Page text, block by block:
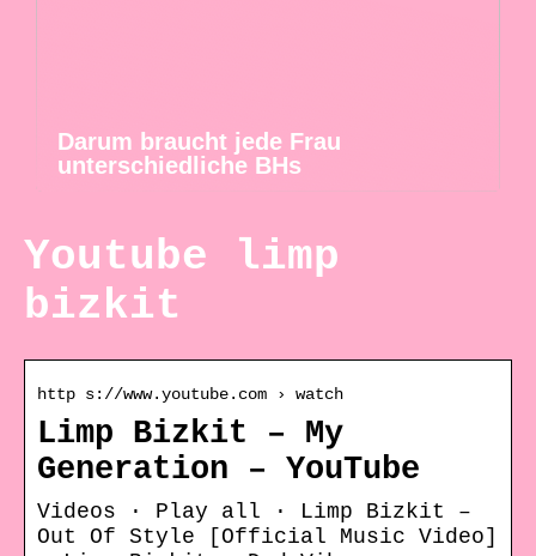
Darum braucht jede Frau
unterschiedliche BHs
Youtube limp
bizkit
http s://www.youtube.com › watch
Limp Bizkit – My
Generation – YouTube
Videos · Play all · Limp Bizkit –
Out Of Style [Official Music Video]